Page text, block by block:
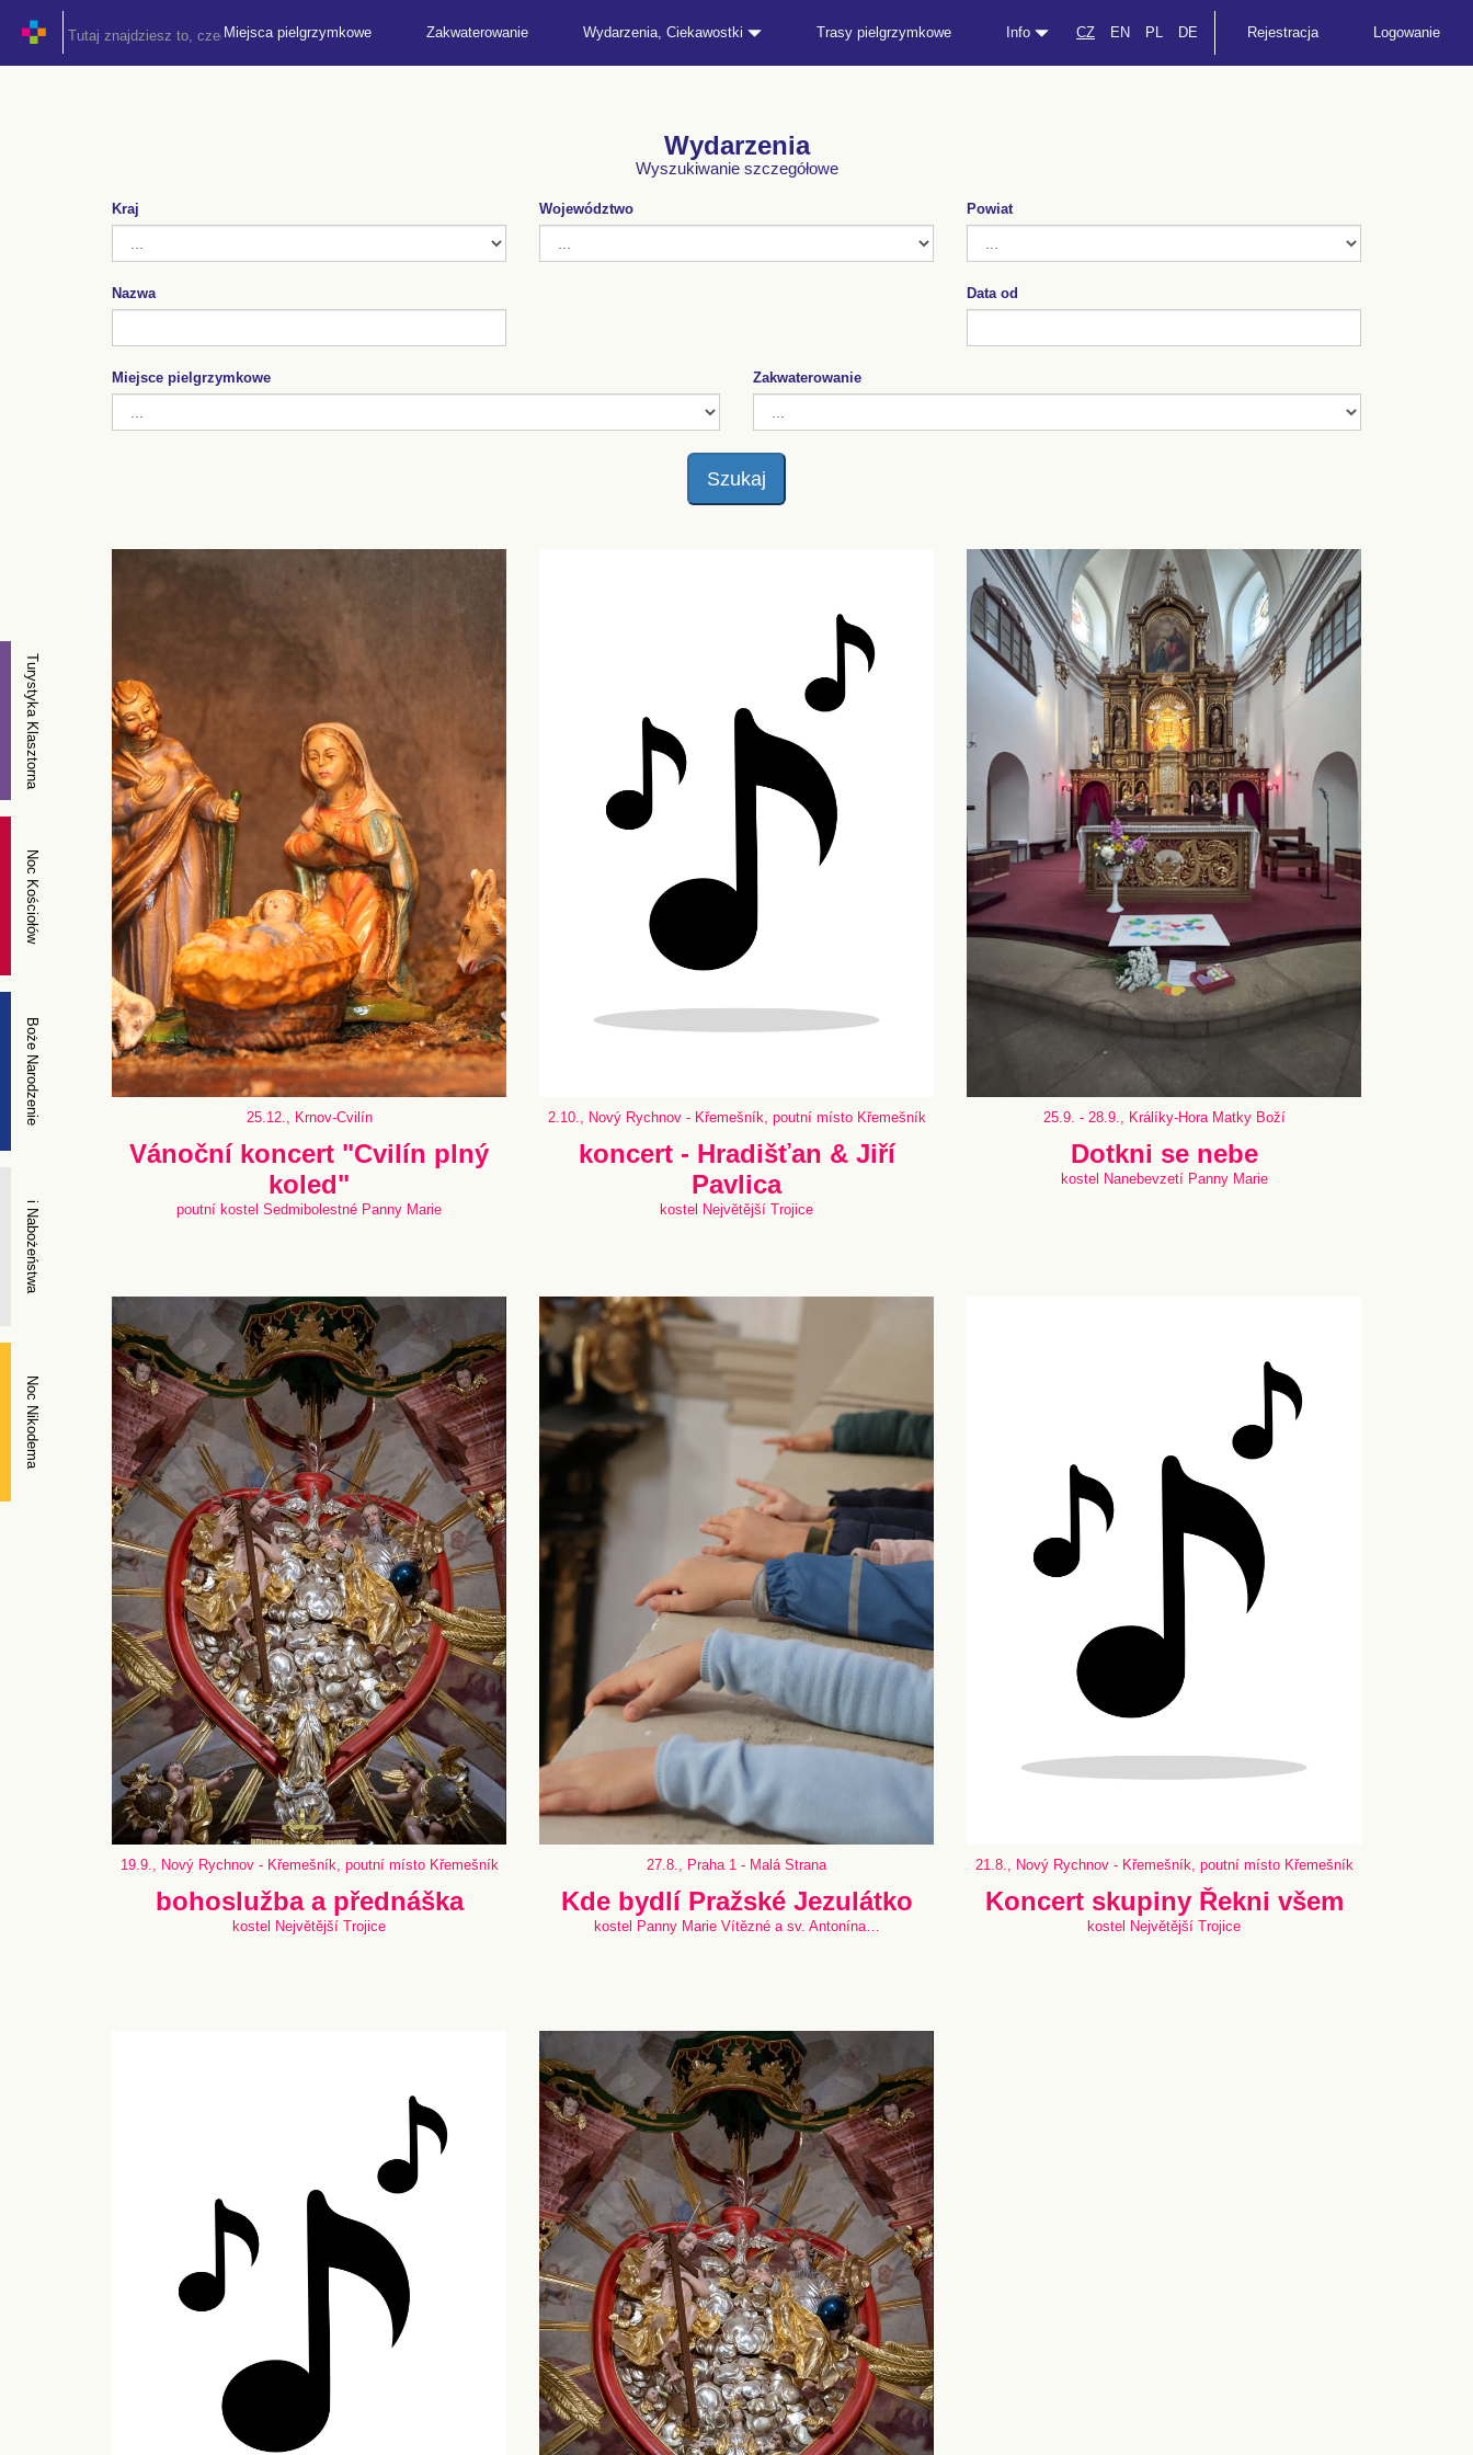
Miejsca pielgrzymkowe Zakwaterowanie Wydarzenia, Ciekawostki Trasy pielgrzymkowe Info CZ EN PL DE Rejestracja Logowanie
Wydarzenia
Wyszukiwanie szczegółowe
Kraj Województwo Powiat
Nazwa Data od
Miejsce pielgrzymkowe Zakwaterowanie
25.12., Krnov-Cvilín
Vánoční koncert "Cvilín plný
koled"
poutní kostel Sedmibolestné Panny Marie
2.10., Nový Rychnov - Křemešník, poutní místo Křemešník
koncert - Hradišťan & Jiří
Pavlica
kostel Největější Trojice
25.9. - 28.9., Králíky-Hora Matky Boží
Dotkni se nebe
kostel Nanebevzetí Panny Marie
19.9., Nový Rychnov - Křemešník, poutní místo Křemešník
bohoslužba a přednáška
kostel Největější Trojice
27.8., Praha 1 - Malá Strana
Kde bydlí Pražské Jezulátko
kostel Panny Marie Vítězné a sv. Antonína…
21.8., Nový Rychnov - Křemešník, poutní místo Křemešník
Koncert skupiny Řekni všem
kostel Největější Trojice
Turystyka Klasztorna
Noc Nikodema
Noc Kościołów
Boże Narodzenie
i Nabożeństwa